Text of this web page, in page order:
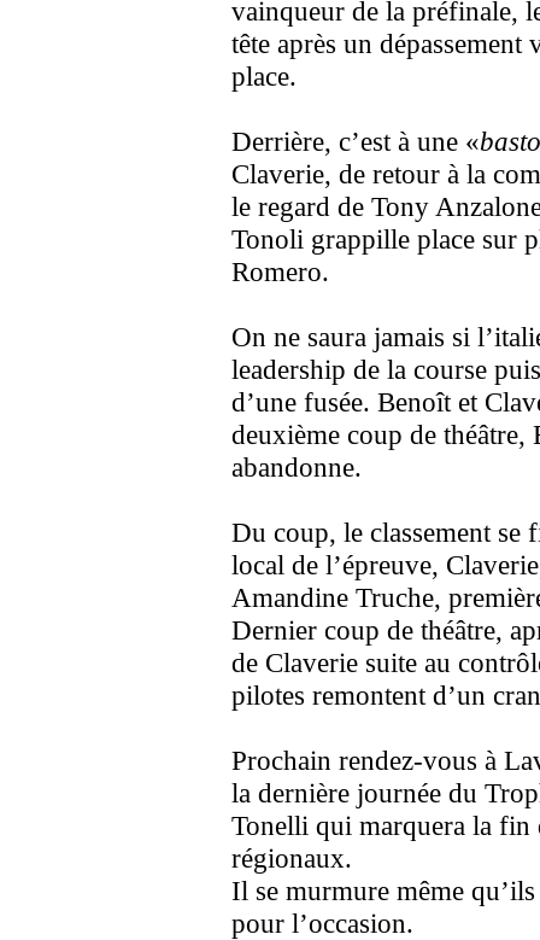
vainqueur de la préfinale,
tête après un
place.
Derrière, c’est à une «
Claverie, de retour à la
le regard de Tony
Tonoli grappille place sur
Romero.
On ne saura jamais si
leadership de la course
d’une fusée. Benoît et
deuxième coup de théâtre,
abandonne.
Du coup, le classement se
local de l’épreuve,
Amandine Truche,
Dernier coup de théâtre,
de Claverie suite au
pilotes remontent d’un
Prochain rendez-vous à
la dernière journée du
Tonelli qui marquera la fin
régionaux.
Il se murmure même
pour l’occasion.